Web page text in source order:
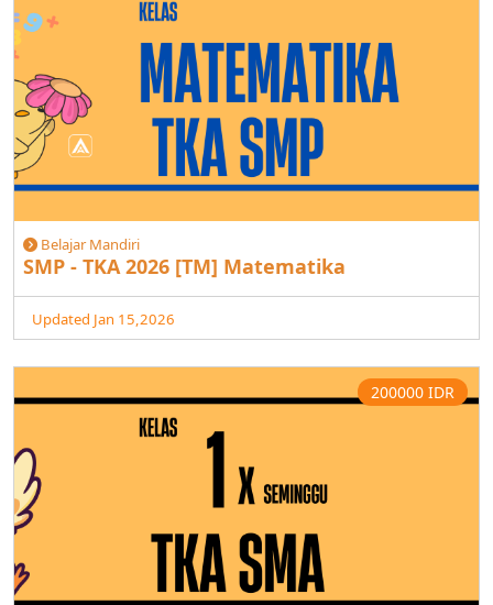
Belajar Mandiri
SMP - TKA 2026 [TM] Matematika
Updated Jan 15,2026
200000 IDR